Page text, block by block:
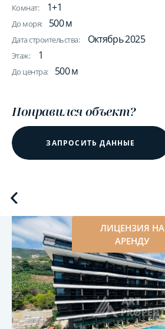
Комнат: 1+1
До моря: 500 м
Дата строительства: Октябрь 2025
Этаж: 1
До центра: 500 м
Понравился объект?
ЗАПРОСИТЬ ДАННЫЕ
ЛИЦЕНЗИЯ НА
АРЕНДУ